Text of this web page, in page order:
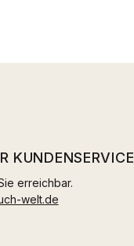
KUNDENSERVICE
erreichbar.
welt.de